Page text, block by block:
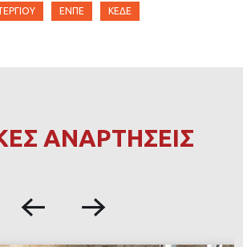
ΕΝΠΕ ΚΕΔΕ
ΑΝΑΡΤΗΣΕΙΣ